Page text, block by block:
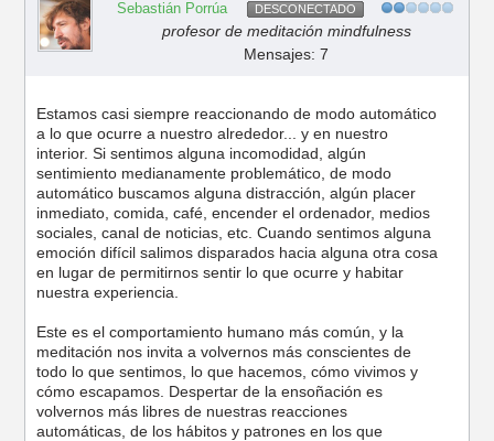
Sebastián Porrúa DESCONECTADO
profesor de meditación mindfulness
Mensajes: 7
Estamos casi siempre reaccionando de modo automático
a lo que ocurre a nuestro alrededor... y en nuestro
interior. Si sentimos alguna incomodidad, algún
sentimiento medianamente problemático, de modo
automático buscamos alguna distracción, algún placer
inmediato, comida, café, encender el ordenador, medios
sociales, canal de noticias, etc. Cuando sentimos alguna
emoción difícil salimos disparados hacia alguna otra cosa
en lugar de permitirnos sentir lo que ocurre y habitar
nuestra experiencia.
Este es el comportamiento humano más común, y la
meditación nos invita a volvernos más conscientes de
todo lo que sentimos, lo que hacemos, cómo vivimos y
cómo escapamos. Despertar de la ensoñación es
volvernos más libres de nuestras reacciones
automáticas, de los hábitos y patrones en los que